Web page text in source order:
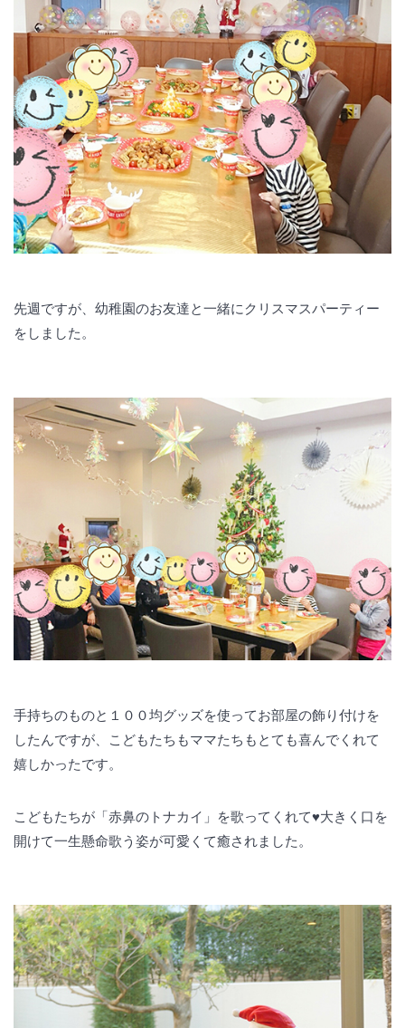
先週ですが、幼稚園のお友達と一緒にクリスマスパーティー
をしました。
手持ちのものと１００均グッズを使ってお部屋の飾り付けを
したんですが、こどもたちもママたちもとても喜んでくれて
嬉しかったです。
こどもたちが「赤鼻のトナカイ」を歌ってくれて♥️大きく口を
開けて一生懸命歌う姿が可愛くて癒されました。